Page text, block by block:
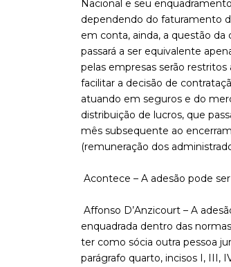
Nacional e seu
dependendo do faturamento
em conta, ainda, a questão da
passará a ser equivalente
pelas empresas serão restritos
facilitar a decisão de
atuando em seguros e do
distribuição de lucros, que
mês subsequente ao
(remuneração dos
Acontece – A adesão pode
Affonso D’Anzicourt – A
enquadrada dentro das
ter como sócia outra pessoa
parágrafo quarto, incisos I, III,